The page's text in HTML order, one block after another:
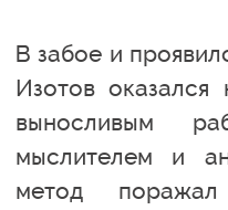
В забое и
Изотов
выносливым
мыслителем и
метод